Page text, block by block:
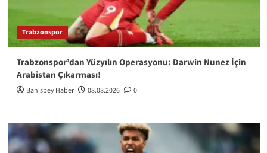
Trabzonspor
Trabzonspor’dan Yüzyılın Operasyonu: Darwin Nunez İçin
Arabistan Çıkarması!
Bahisbey Haber 08.08.2026 0